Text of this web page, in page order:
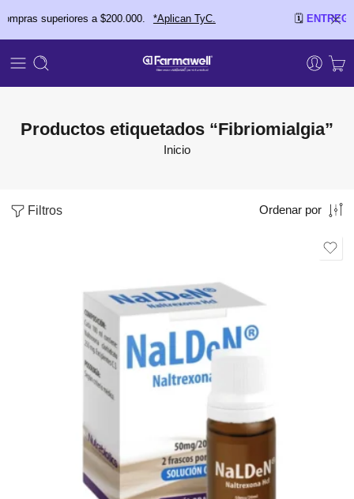
superiores a $200.000. *Aplican TyC.
Productos etiquetados “Fibriomialgia”
Inicio
Filtros Ordenar por